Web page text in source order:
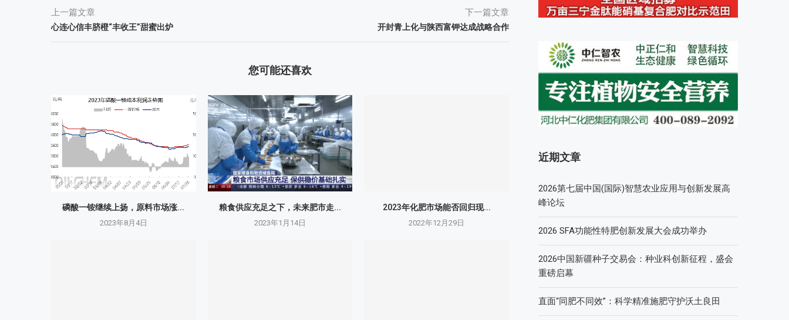
上一篇文章
心连心信丰脐橙“丰收王”甜蜜出炉
下一篇文章
开封青上化与陕西富钾达成战略合作
您可能还喜欢
磷酸一铵继续上扬，原料市场涨...
2023年8月4日
粮食供应充足之下，未来肥市走...
2023年1月14日
2023年化肥市场能否回归现...
2022年12月29日
近期文章
2026第七届中国(国际)智慧农业应用与创新发展高
峰论坛
2026 SFA功能性特肥创新发展大会成功举办
2026中国新疆种子交易会：种业科创新征程，盛会
重磅启幕
直面“同肥不同效”：科学精准施肥守护沃土良田